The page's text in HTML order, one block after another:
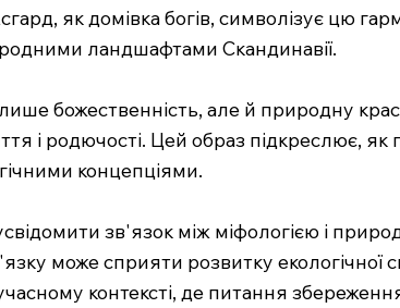
як домівка богів, символізує цю
ландшафтами Скандинавії.
божественність, але й природну
і родючості. Цей образ підкреслює, як
концепціями.
зв'язок між міфологією і
може сприяти розвитку екологічної
контексті, де питання